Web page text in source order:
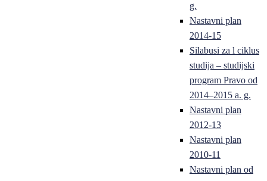
g.
Nastavni plan
2014-15
Silabusi za l ciklus
studija – studijski
program Pravo od
2014–2015 a. g.
Nastavni plan
2012-13
Nastavni plan
2010-11
Nastavni plan od